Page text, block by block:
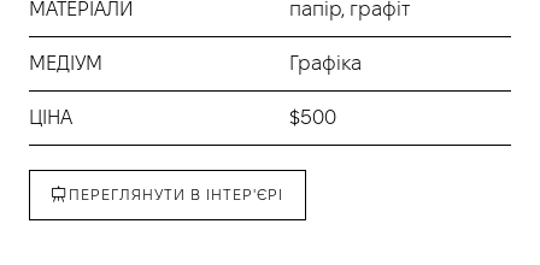
МАТЕРІАЛИ папір, графіт
МЕДІУМ Графіка
ЦІНА $500
ПЕРЕГЛЯНУТИ В ІНТЕР'ЄРІ